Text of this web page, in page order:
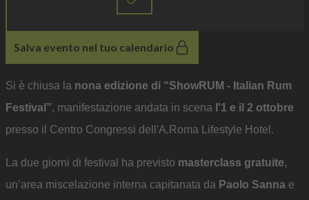
Salva evento nel tuo calendario
Si è chiusa la nona edizione di “ShowRUM - Italian Rum
Festival”, manifestazione andata in scena l'1 e il 2 ottobre
presso il Centro Congressi dell'A.Roma Lifestyle Hotel.
La due giorni di festival ha previsto masterclass gratuite,
un’area miscelazione interna capitanata da Paolo Sanna e